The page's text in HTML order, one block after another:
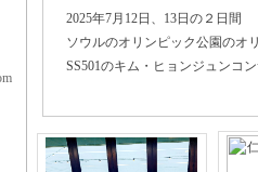
2025年7月12日、13日の２日間
ソウルのオリンピック公園のオ
SS501のキム・ヒョンジュンコ